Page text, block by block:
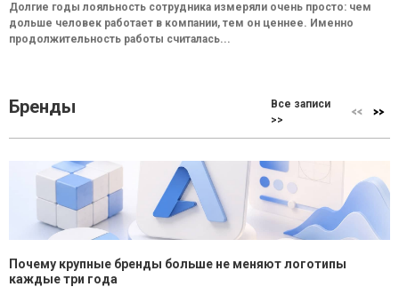
Долгие годы лояльность сотрудника измеряли очень просто: чем
дольше человек работает в компании, тем он ценнее. Именно
продолжительность работы считалась...
Бренды
Все записи
>>
Почему крупные бренды больше не меняют логотипы
каждые три года